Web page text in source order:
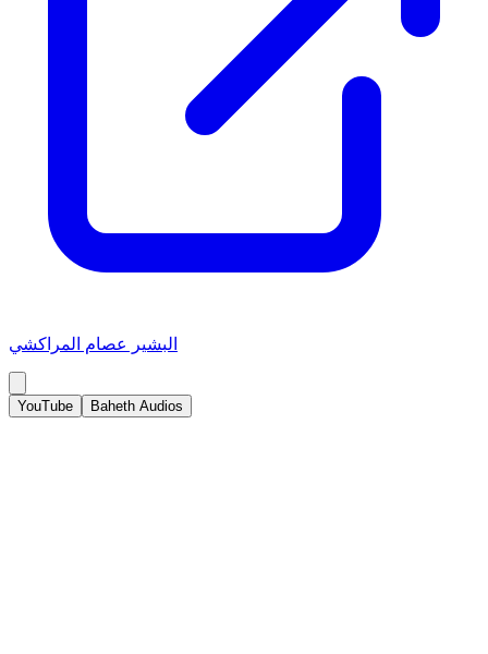
البشير عصام المراكشي
YouTube Baheth Audios